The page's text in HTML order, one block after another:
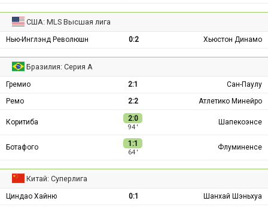
США: MLS Высшая лига
Нью-Инглэнд Революшн 0:2 Хьюстон Динамо
Бразилия: Серия А
Гремио 2:1
Сан-Паулу
Ремо
2:2 Атлетико Минейро
Коритиба 2:0
94 ′
Шапекоэнсе
Ботафого 1:1
64 ′
Флуминенсе
Китай: Суперлига
Циндао Хайню 0:1
Шанхай Шэньхуа